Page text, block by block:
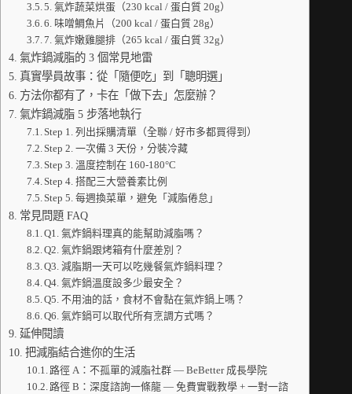
5. 氣炸蔬菜烘蛋（230 kcal / 蛋白質 20g）
6. 味噌鯛魚片（200 kcal / 蛋白質 28g）
7. 氣炸嫩雞腿排（265 kcal / 蛋白質 32g）
氣炸鍋減脂的 3 個常見地雷
真實學員故事：從「隨便吃」到「聰明選」
方法你都有了，卡在「做下去」怎麼辦？
氣炸鍋減脂 5 步落地執行
Step 1. 列出採購清單（全聯 / 好市多都買得到）
Step 2. 一次備 3 天份，分裝冷藏
Step 3. 溫度控制在 160-180°C
Step 4. 搭配三大營養素比例
Step 5. 每週換菜單，避免「減脂倦怠」
常見問題 FAQ
Q1. 氣炸鍋料理真的能幫助減脂嗎？
Q2. 氣炸鍋跟烤箱有什麼差別？
Q3. 減脂期一天可以吃幾餐氣炸鍋料理？
Q4. 氣炸鍋溫度設多少最安全？
Q5. 不用油的話，食材不會黏在氣炸鍋上嗎？
Q6. 氣炸鍋可以取代所有烹調方式嗎？
延伸閱讀
把減脂結合進你的生活
路徑 A：不孤單的減脂社群 — BeBetter 成長學院
路徑 B：深度諮詢一條龍 — 免費實戰教學 + 一對一諮